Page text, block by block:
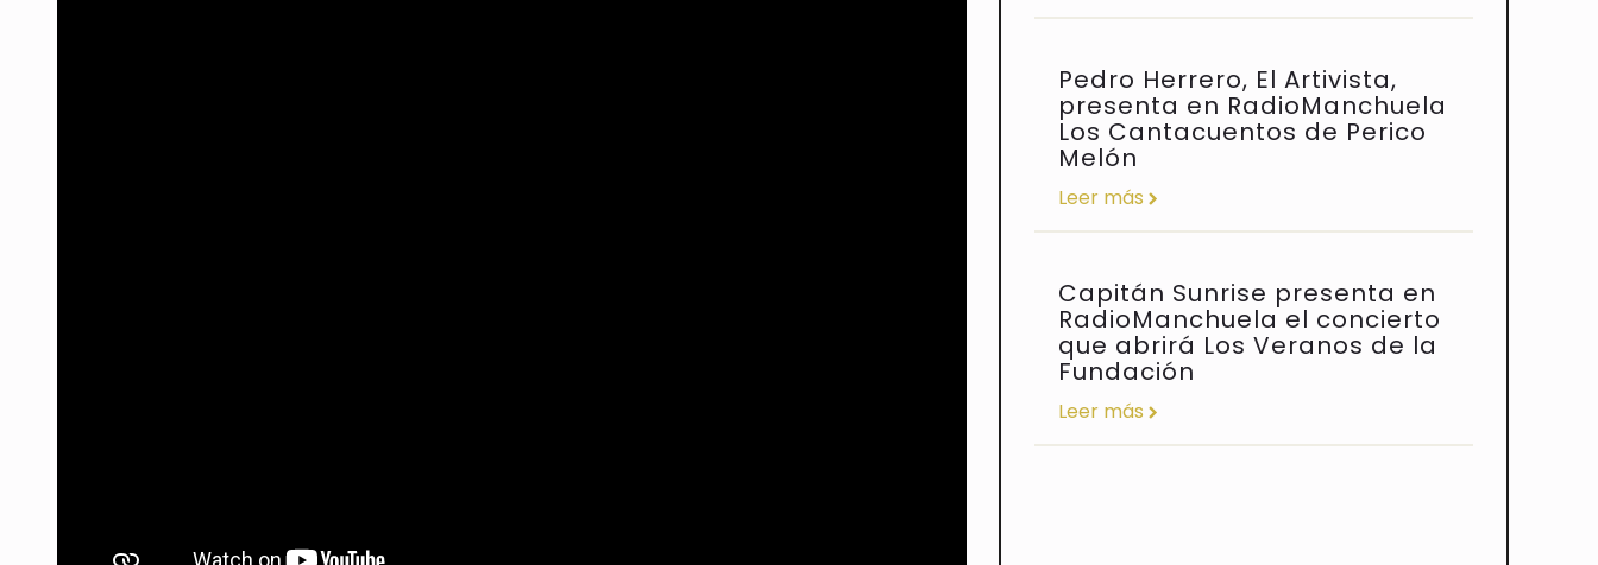
Pedro Herrero, El Artivista,
presenta en RadioManchuela
Los Cantacuentos de Perico
Melón
Leer más
Capitán Sunrise presenta en
RadioManchuela el concierto
que abrirá Los Veranos de la
Fundación
Leer más